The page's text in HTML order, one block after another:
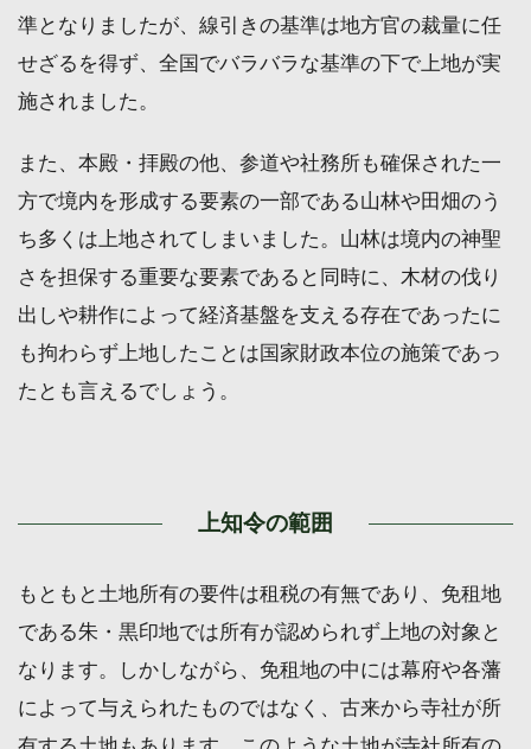
準となりましたが、線引きの基準は地方官の裁量に任
せざるを得ず、全国でバラバラな基準の下で上地が実
施されました。
また、本殿・拝殿の他、参道や社務所も確保された一
方で境内を形成する要素の一部である山林や田畑のう
ち多くは上地されてしまいました。山林は境内の神聖
さを担保する重要な要素であると同時に、木材の伐り
出しや耕作によって経済基盤を支える存在であったに
も拘わらず上地したことは国家財政本位の施策であっ
たとも言えるでしょう。
上知令の範囲
もともと土地所有の要件は租税の有無であり、免租地
である朱・黒印地では所有が認められず上地の対象と
なります。しかしながら、免租地の中には幕府や各藩
によって与えられたものではなく、古来から寺社が所